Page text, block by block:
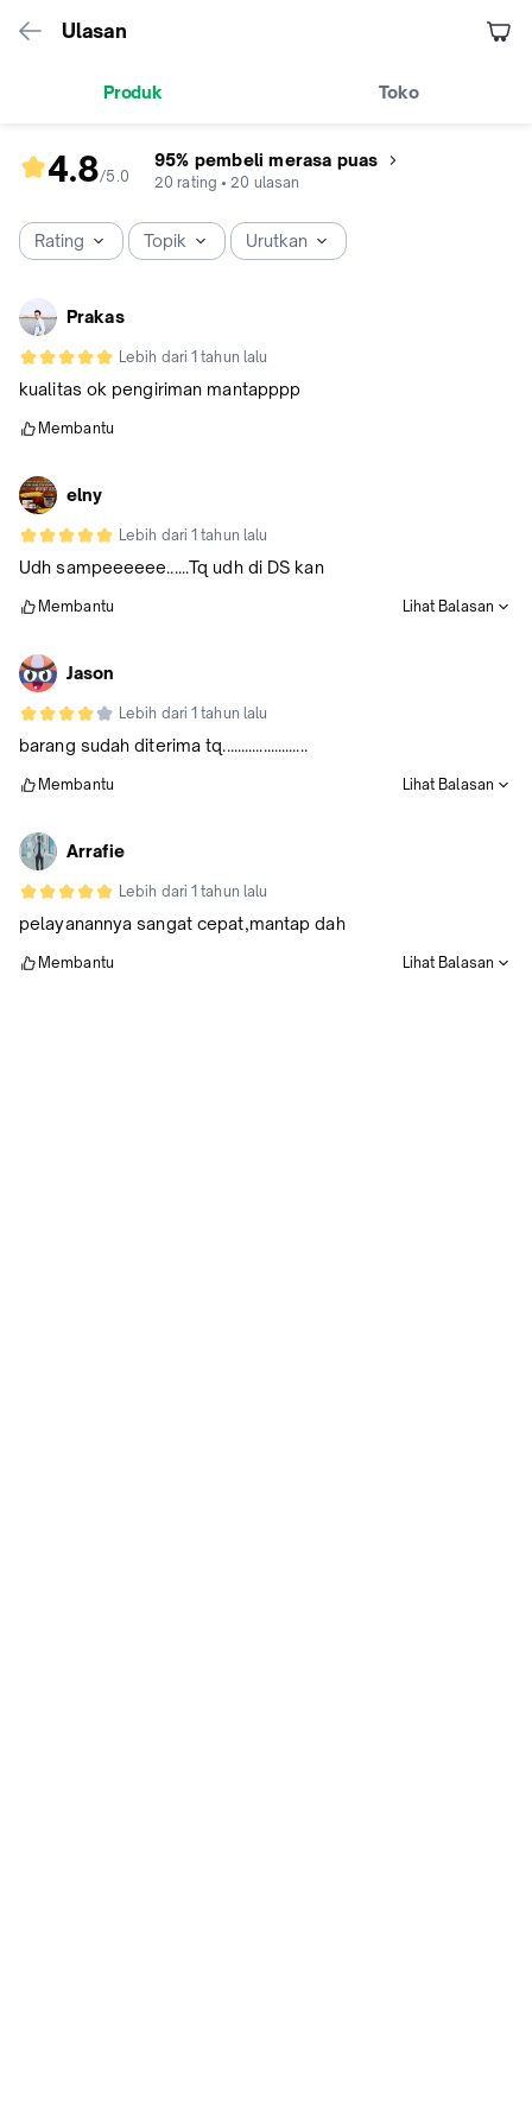
Ulasan
Produk Toko
4.8/5.0
rating
4.8
dari
95% pembeli merasa puas
20 rating • 20 ulasan
Rating Topik Urutkan
Prakas
Lebih dari 1 tahun lalu
kualitas ok pengiriman mantapppp
Membantu
elny
Lebih dari 1 tahun lalu
Udh sampeeeeee......Tq udh di DS kan
Membantu Lihat Balasan
Jason
Lebih dari 1 tahun lalu
barang sudah diterima tq.......................
Membantu Lihat Balasan
Arrafie
Lebih dari 1 tahun lalu
pelayanannya sangat cepat,mantap dah
Membantu Lihat Balasan